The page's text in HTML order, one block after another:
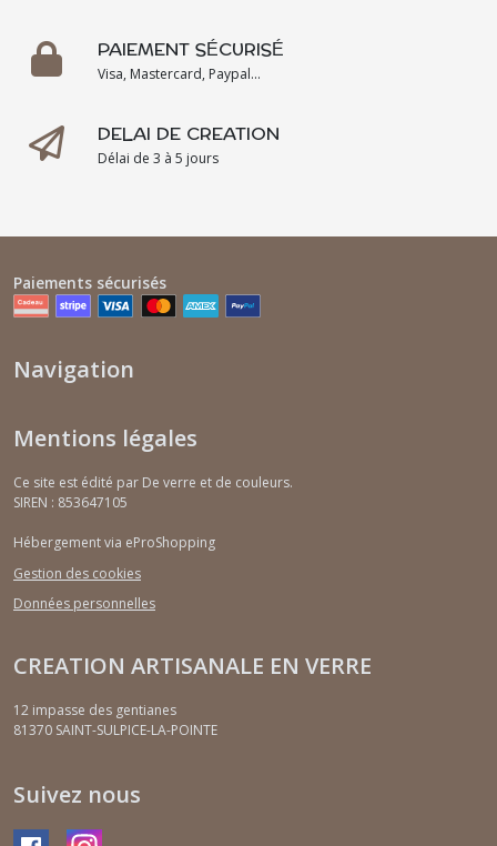
PAIEMENT SÉCURISÉ
Visa, Mastercard, Paypal...
DELAI DE CREATION
Délai de 3 à 5 jours
Paiements sécurisés
Navigation
Mentions légales
Ce site est édité par De verre et de couleurs.
SIREN : 853647105
Hébergement via eProShopping
Gestion des cookies
Données personnelles
CREATION ARTISANALE EN VERRE
12 impasse des gentianes
81370 SAINT-SULPICE-LA-POINTE
Suivez nous